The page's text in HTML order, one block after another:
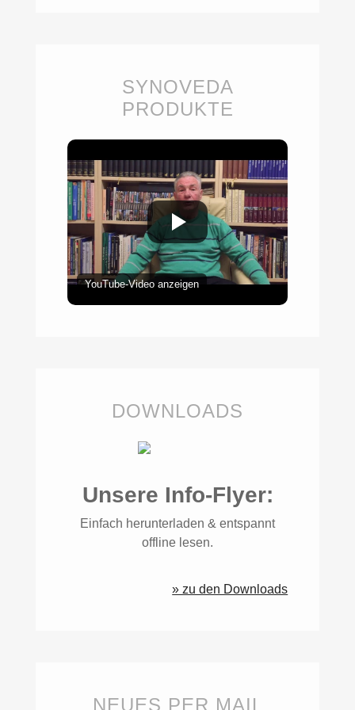
SYNOVEDA
PRODUKTE
YouTube-Video anzeigen
DOWNLOADS
Unsere Info-Flyer:
Einfach herunterladen & entspannt
offline lesen.
» zu den Downloads
NEUES PER MAIL